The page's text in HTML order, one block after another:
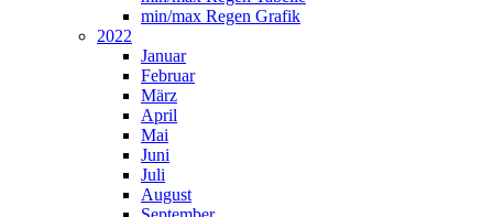
min/max Regen Grafik
2022
Januar
Februar
März
April
Mai
Juni
Juli
August